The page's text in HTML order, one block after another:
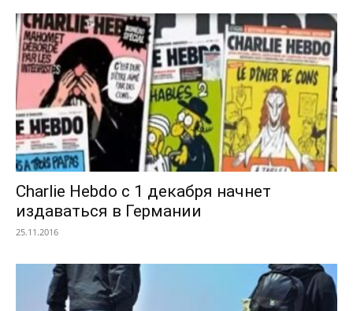
Charlie Hebdo с 1 декабря начнет
издаваться в Германии
25.11.2016